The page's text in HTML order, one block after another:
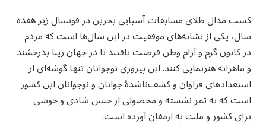
کسب مدال طلای مسابقات آسیایی بحرین در فوتسال زیر هفده
سال، یکی از نشانه‌های موفقیت در این سال‌ها است که مردم
در کانون گرم و آرام وطن فرصت یافتند تا در جهان زیبا بدرخشند
و ماهرانه هنرنمایی کنند. این پیروزی نوجوانان تنها گوشه‌ای از
استعدادهای فراوان و کشف‌ناشدۀ جوانان و نوجوانان این کشور
است که به ثمر نشسته و محصولی از جنس شادی و خوشی
برای کشور و ملت به ارمغان آورده است.